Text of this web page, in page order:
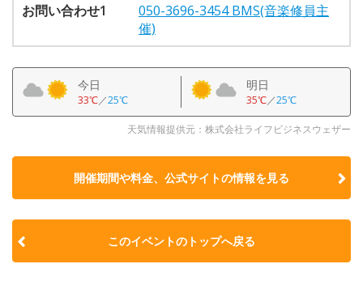
お問い合わせ1
050-3696-3454 BMS(音楽修員主
催)
今日
33℃／25℃
明日
35℃／25℃
天気情報提供元：株式会社ライフビジネスウェザー
開催期間や料金、公式サイトの情報を見る
このイベントのトップへ戻る